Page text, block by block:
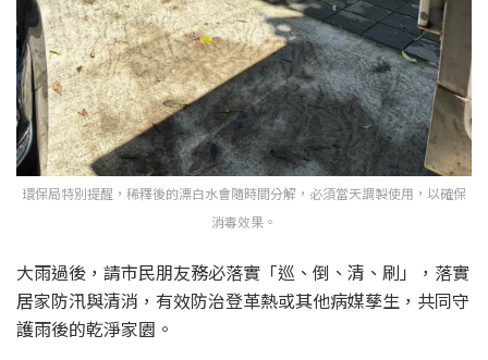
環保局特別提醒，稀釋後的漂白水會隨時間分解，必須當天調製使用，以確保
消毒效果。
大雨過後，請市民朋友務必落實「巡、倒、清、刷」，落實
居家防汛與清消，有效防治登革熱或其他病媒孳生，共同守
護雨後的乾淨家園。